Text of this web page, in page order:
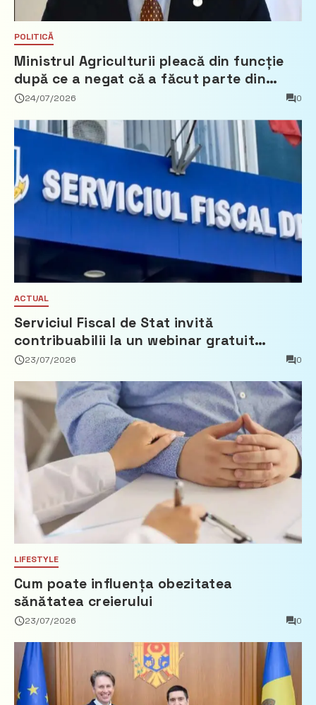
POLITICĂ
Ministrul Agriculturii pleacă din funcție
după ce a negat că a făcut parte din
Partidul Democrat
24/07/2026 0
ACTUAL
Serviciul Fiscal de Stat invită
contribuabilii la un webinar gratuit
privind calculul impozitului pe bunurile
23/07/2026 0
LIFESTYLE
Cum poate influența obezitatea
sănătatea creierului
23/07/2026 0